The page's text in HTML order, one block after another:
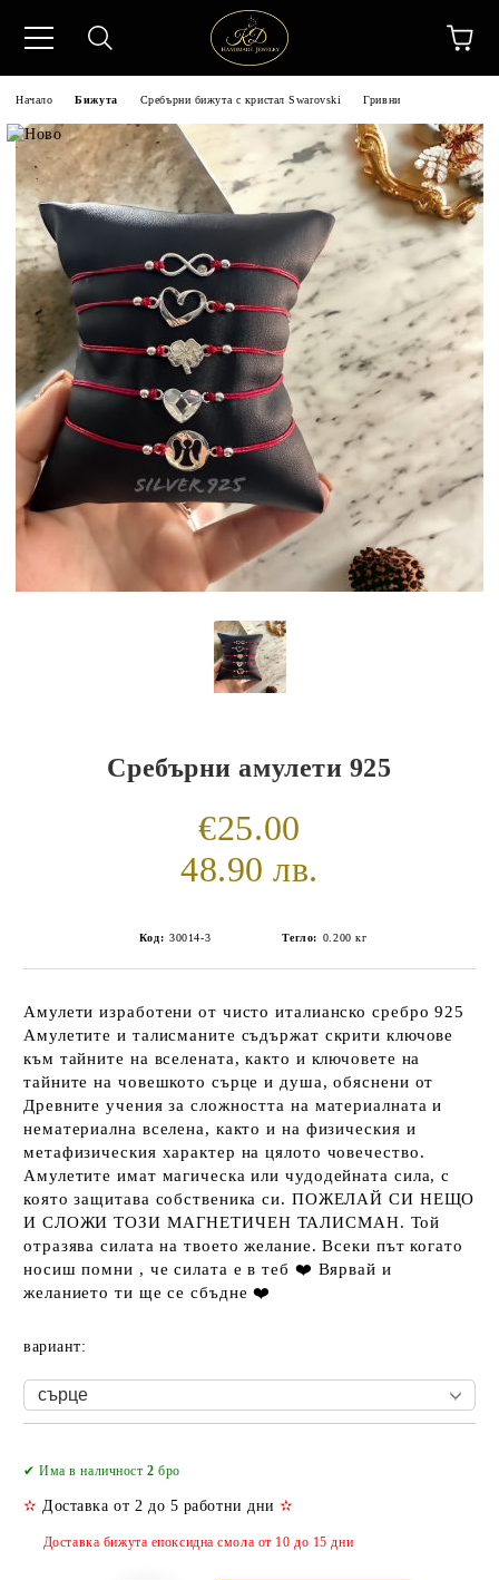
Начало Бижута Сребърни бижута с кристал Swarovski Гривни
Сребърни амулети 925
€25.00
48.90 лв.
Код: 30014-3 Тегло: 0.200 кг
Амулети изработени от чисто италианско сребро 925
Амулетите и талисманите съдържат скрити ключове
към тайните на вселената, както и ключовете на
тайните на човешкото сърце и душа, обяснени от
Древните учения за сложността на материалната и
нематериална вселена, както и на физическия и
метафизическия характер на цялото човечество.
Амулетите имат магическа или чудодейната сила, с
която защитава собственика си. ПОЖЕЛАЙ СИ НЕЩО
И СЛОЖИ ТОЗИ МАГНЕТИЧЕН ТАЛИСМАН. Той
отразява силата на твоето желание. Всеки път когато
носиш помни , че силата е в теб ❤️ Вярвай и
желанието ти ще се сбъдне ❤️
вариант:
✔ Има в наличност2 бро
✫ Доставка от 2 до 5 работни дни✫
Доставка бижута епоксидна смола от 10 до 15 дни